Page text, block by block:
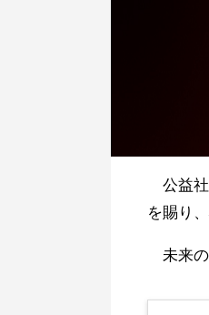
公益社
を賜り
未来の